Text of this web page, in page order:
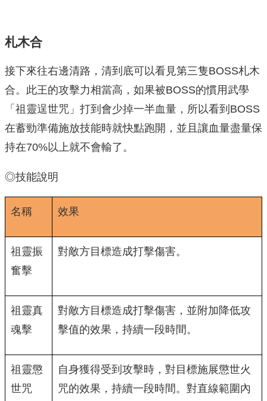
札木合
接下來往右邊清路，清到底可以看見第三隻BOSS札木
合。此王的攻擊力相當高，如果被BOSS的慣用武學
「祖靈逞世咒」打到會少掉一半血量，所以看到BOSS
在蓄勁準備施放技能時就快點跑開，並且讓血量盡量保
持在70%以上就不會輸了。
◎技能說明
名稱 效果
祖靈振
奮擊
對敵方目標造成打擊傷害。
祖靈真
魂擊
對敵方目標造成打擊傷害，並附加降低攻
擊值的效果，持續一段時間。
祖靈懲
世咒
自身獲得受到攻擊時，對目標施展懲世火
咒的效果，持續一段時間。對直線範圍內